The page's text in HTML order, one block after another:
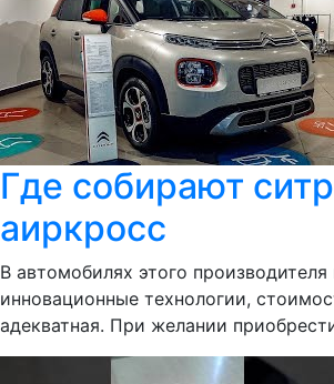
Где собирают
аиркросс
В автомобилях этого
инновационные технологии,
адекватная. При желании